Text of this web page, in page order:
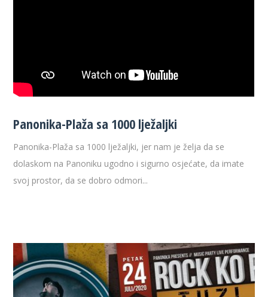
Panonika-Plaža sa 1000 lježaljki
Panonika-Plaža sa 1000 lježaljki, jer nam je želja da se
dolaskom na Panoniku ugodno i sigurno osjećate, da imate
svoj prostor, da se dobro odmori...